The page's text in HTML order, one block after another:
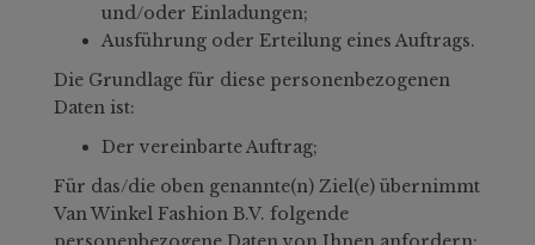
und/oder Einladungen;
Ausführung oder Erteilung eines Auftrags.
Die Grundlage für diese personenbezogenen
Daten ist:
Der vereinbarte Auftrag;
Für das/die oben genannte(n) Ziel(e) übernimmt
Van Winkel Fashion B.V. folgende